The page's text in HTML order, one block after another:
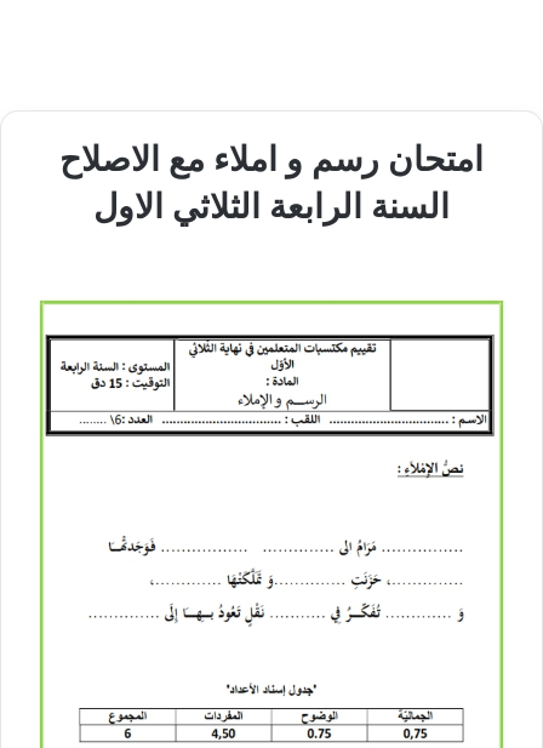
امتحان رسم و املاء مع الاصلاح
السنة الرابعة الثلاثي الاول